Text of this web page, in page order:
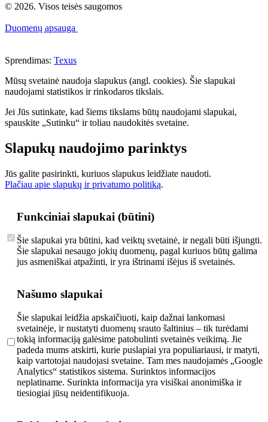
© 2026. Visos teisės saugomos
Duomenų apsauga
Sprendimas: Texus
Mūsų svetainė naudoja slapukus (angl. cookies). Šie slapukai
naudojami statistikos ir rinkodaros tikslais.
Jei Jūs sutinkate, kad šiems tikslams būtų naudojami slapukai,
spauskite „Sutinku“ ir toliau naudokitės svetaine.
Slapukų naudojimo parinktys
Jūs galite pasirinkti, kuriuos slapukus leidžiate naudoti.
Plačiau apie slapukų ir privatumo politiką.
Funkciniai slapukai (būtini)
Šie slapukai yra būtini, kad veiktų svetainė, ir negali būti išjungti.
Šie slapukai nesaugo jokių duomenų, pagal kuriuos būtų galima
jus asmeniškai atpažinti, ir yra ištrinami išėjus iš svetainės.
Našumo slapukai
Šie slapukai leidžia apskaičiuoti, kaip dažnai lankomasi
svetainėje, ir nustatyti duomenų srauto šaltinius – tik turėdami
tokią informaciją galėsime patobulinti svetainės veikimą. Jie
padeda mums atskirti, kurie puslapiai yra populiariausi, ir matyti,
kaip vartotojai naudojasi svetaine. Tam mes naudojamės „Google
Analytics“ statistikos sistema. Surinktos informacijos
neplatiname. Surinkta informacija yra visiškai anonimiška ir
tiesiogiai jūsų neidentifikuoja.